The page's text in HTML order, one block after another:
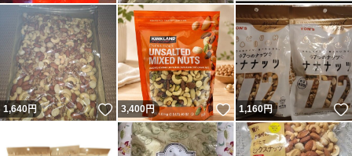
1,640円 いいね！
3,400円 いいね！
1,160円